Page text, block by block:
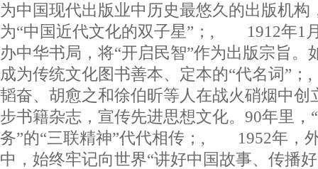
为中国现代出版业中历史最悠久的出版机构
为“中国近代文化的双子星”；, 1912年1
办中华书局，将“开启民智”作为出版宗旨。
成为传统文化图书善本、定本的“代名词”
韬奋、胡愈之和徐伯昕等人在战火硝烟中创
步书籍杂志，宣传先进思想文化。90年里，
务”的“三联精神”代代相传；, 1952年，
中，始终牢记向世界“讲好中国故事、传播